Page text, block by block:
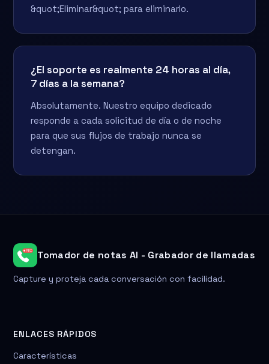
&quot;Eliminar&quot; para eliminarlo.
¿El soporte es realmente 24 horas al día,
7 días a la semana?
Absolutamente. Nuestro equipo dedicado
responde a cada solicitud de día o de noche
para que sus flujos de trabajo nunca se
detengan.
Tomador de notas AI - Grabador de llamadas
Capture y proteja cada conversación con facilidad.
ENLACES RÁPIDOS
Características